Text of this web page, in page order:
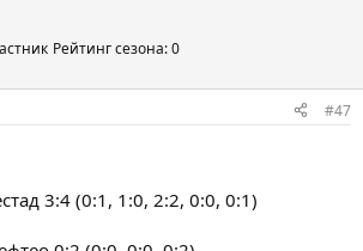
Рейтинг сезона: 0
#47
3:4 (0:1, 1:0, 2:2, 0:0, 0:1)